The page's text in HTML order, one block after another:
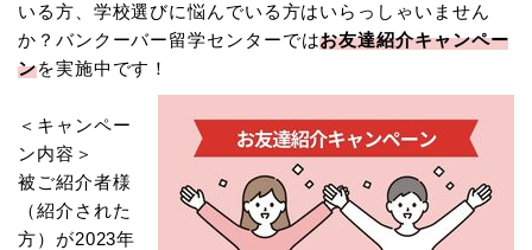
いる方、学校選びに悩んでいる方はいらっしゃいません
か？ バンクーバー留学センターではお友達紹介キャンペー
ンを実施中です！
＜キャンペー
ン内容＞
被ご紹介者様
（紹介された
方）が2023年